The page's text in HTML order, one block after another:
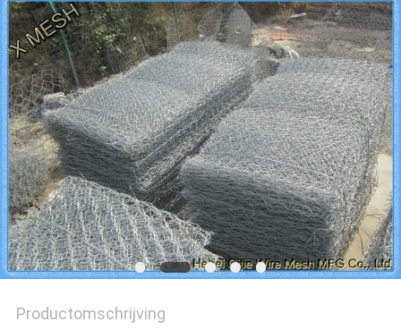
Productomschrijving